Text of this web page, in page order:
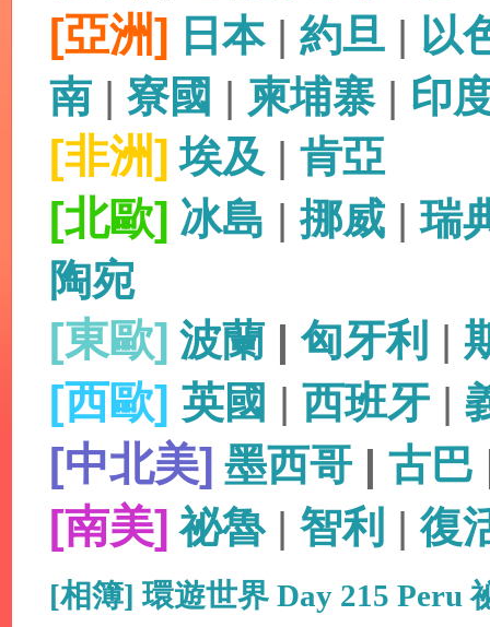
[亞洲] 日本| 約旦 | 以
南 | 寮國 | 柬埔寨| 印
[非洲] 埃及 | 肯亞
[北歐] 冰島 |挪威 |瑞
陶宛
[東歐] 波蘭 | 匈牙利 |
[西歐] 英國 | 西班牙 |
[中北美] 墨西哥 | 古巴
[南美] 祕魯| 智利 |復
[相簿] 環遊世界 Day 215 Peru